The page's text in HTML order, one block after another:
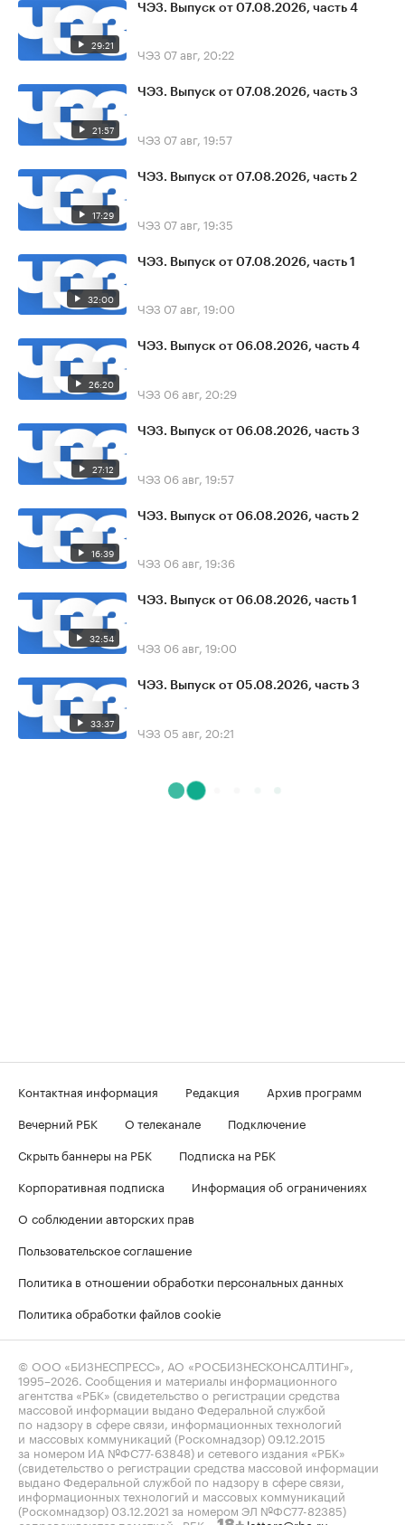
29:21
ЧЭЗ. Выпуск от 07.08.2026, часть 4
ЧЭЗ 07 авг, 20:22
21:57
ЧЭЗ. Выпуск от 07.08.2026, часть 3
ЧЭЗ 07 авг, 19:57
17:29
ЧЭЗ. Выпуск от 07.08.2026, часть 2
ЧЭЗ 07 авг, 19:35
32:00
ЧЭЗ. Выпуск от 07.08.2026, часть 1
ЧЭЗ 07 авг, 19:00
26:20
ЧЭЗ. Выпуск от 06.08.2026, часть 4
ЧЭЗ 06 авг, 20:29
27:12
ЧЭЗ. Выпуск от 06.08.2026, часть 3
ЧЭЗ 06 авг, 19:57
16:39
ЧЭЗ. Выпуск от 06.08.2026, часть 2
ЧЭЗ 06 авг, 19:36
32:54
ЧЭЗ. Выпуск от 06.08.2026, часть 1
ЧЭЗ 06 авг, 19:00
33:37
ЧЭЗ. Выпуск от 05.08.2026, часть 3
ЧЭЗ 05 авг, 20:21
Контактная информация Редакция
Архив программ
Вечерний РБК
О телеканале
Подключение
Скрыть баннеры на РБК
Подписка на РБК
Корпоративная подписка
Информация об ограничениях
О соблюдении авторских прав
Пользовательское соглашение
Политика в отношении обработки персональных данных
Политика обработки файлов cookie
© ООО «БИЗНЕСПРЕСС», АО «РОСБИЗНЕСКОНСАЛТИНГ»,
1995–2026 . Сообщения и материалы информационного
агентства «РБК» (свидетельство о регистрации средства
массовой информации выдано Федеральной службой
по надзору в сфере связи, информационных технологий
и массовых коммуникаций (Роскомнадзор) 09.12.2015
за номером ИА №ФС77-63848) и сетевого издания «РБК»
(свидетельство о регистрации средства массовой информации
выдано Федеральной службой по надзору в сфере связи,
информационных технологий и массовых коммуникаций
(Роскомнадзор) 03.12.2021 за номером ЭЛ №ФС77-82385)